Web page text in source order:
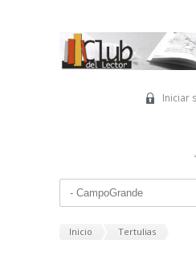
Iniciar
Inicio Tertulias